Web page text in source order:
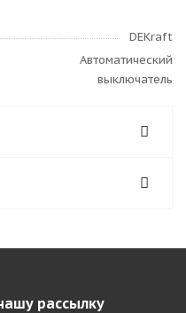
DEKraft
Автоматический
выключатель
рассылку